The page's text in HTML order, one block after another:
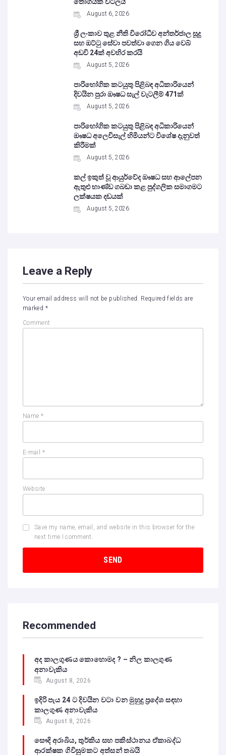
August 6, 2026
ශ්‍රී ලංකාව තුළ නීති විරෝධීව අන්තර්ජාල සූදු
සහ ඔට්ටු සේවා පවත්වා ගෙන ගිය වෙබ්
අඩවි 24ක් අවහිර කරයි
August 5, 2026
පාරිභෝගික කටයුතු පිළිබඳ අධිකාරියෙන්
දිවයින පුරා ඖෂධ සැල් වැටලීම් 471ක්
August 5, 2026
පාරිභෝගික කටයුතු පිළිබඳ අධිකාරියෙන්
ඖෂධ අලෙවිසැල් හිමියන්ට විශේෂ දැනුවත්
කිරීමක්
August 5, 2026
කල් ඉකුත් වූ ආයුර්වේද ඖෂධ සහ ආලේපන
ඇතුළු භාණ්ඩ ගබඩා කළ පුද්ගලික සමාගමට
ලක්ෂයක දඩයක්
August 5, 2026
Leave a Reply
Your email address will not be published. Required fields are
marked *
Comment
Name *
E-mail *
Website
Save my name, email, and website in this browser for the
next time I comment.
Recommended
අද කාලගුණය කොහොමද ? – නිල කාලගුණ
අනාවැකිය
August 8, 2026
ඉදිරි පැය 24 ට දිවයින වටා වන මුහුදු ප්‍රදේශ සඳහා
කාලගුණ අනාවැකිය
August 8, 2026
සෞදි අරාබිය, තුර්කිය සහ පකිස්ථානය ඒකාබද්ධ
ආරක්ෂක ගිවිසුමකට අත්සන් තබයි